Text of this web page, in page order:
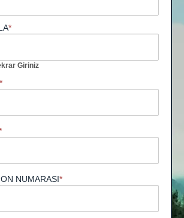
*
Giriniz
*
NUMARASI*